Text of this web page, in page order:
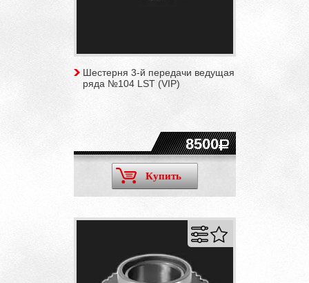
Шестерня 3-й передачи ведущая
ряда №104 LST (VIP)
8500
Купить